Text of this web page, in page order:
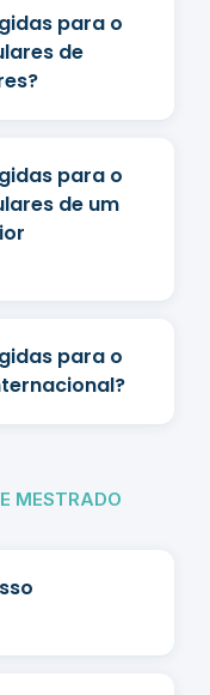
para o
de
para o
de um
para o
MESTRADO